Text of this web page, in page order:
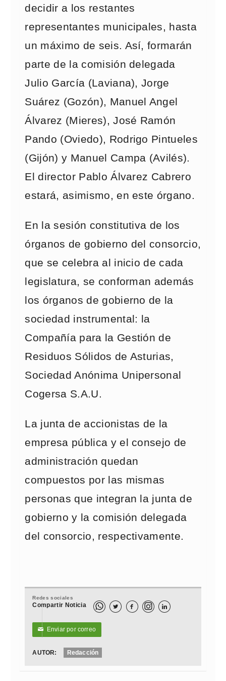
decidir a los restantes
representantes municipales, hasta
un máximo de seis. Así, formarán
parte de la comisión delegada
Julio García (Laviana), Jorge
Suárez (Gozón), Manuel Angel
Álvarez (Mieres), José Ramón
Pando (Oviedo), Rodrigo Pintueles
(Gijón) y Manuel Campa (Avilés).
El director Pablo Álvarez Cabrero
estará, asimismo, en este órgano.
En la sesión constitutiva de los
órganos de gobierno del consorcio,
que se celebra al inicio de cada
legislatura, se conforman además
los órganos de gobierno de la
sociedad instrumental: la
Compañía para la Gestión de
Residuos Sólidos de Asturias,
Sociedad Anónima Unipersonal
Cogersa S.A.U.
La junta de accionistas de la
empresa pública y el consejo de
administración quedan
compuestos por las mismas
personas que integran la junta de
gobierno y la comisión delegada
del consorcio, respectivamente.
Redes sociales
Compartir Noticia   
✉ Enviar por correo
AUTOR: Redacción